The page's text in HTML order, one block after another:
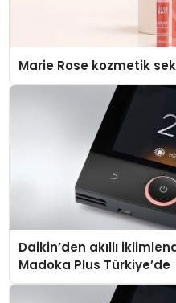
Marie Rose kozmetik
Daikin’den akıllı
Madoka Plus Türkiye’de